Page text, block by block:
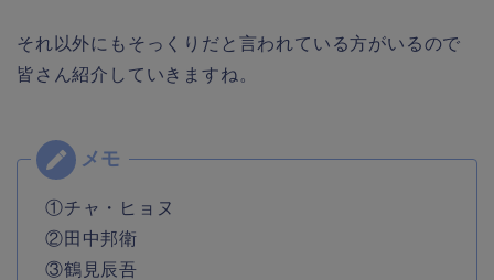
それ以外にもそっくりだと言われている方がいるので
皆さん紹介していきますね。
①チャ・ヒョヌ
②田中邦衛
③鶴見辰吾